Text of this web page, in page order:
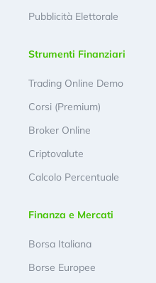
Pubblicità Elettorale
Strumenti Finanziari
Trading Online Demo
Corsi (Premium)
Broker Online
Criptovalute
Calcolo Percentuale
Finanza e Mercati
Borsa Italiana
Borse Europee